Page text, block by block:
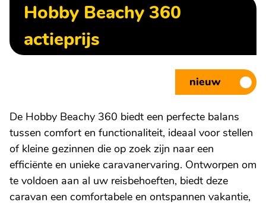
Hobby Beachy 360
actieprijs
nieuw
De Hobby Beachy 360 biedt een perfecte balans
tussen comfort en functionaliteit, ideaal voor stellen
of kleine gezinnen die op zoek zijn naar een
efficiënte en unieke caravanervaring. Ontworpen om
te voldoen aan al uw reisbehoeften, biedt deze
caravan een comfortabele en ontspannen vakantie,